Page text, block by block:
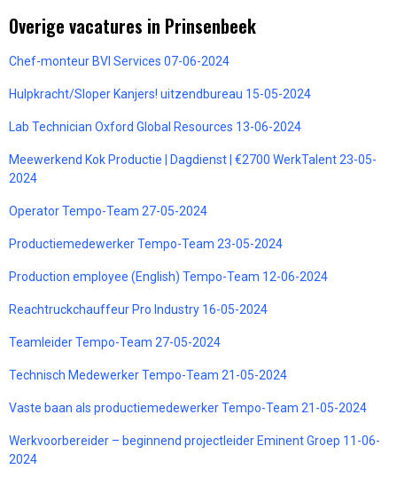
Overige vacatures in Prinsenbeek
Chef-monteur BVI Services 07-06-2024
Hulpkracht/Sloper Kanjers! uitzendbureau 15-05-2024
Lab Technician Oxford Global Resources 13-06-2024
Meewerkend Kok Productie | Dagdienst | €2700 WerkTalent 23-05-
2024
Operator Tempo-Team 27-05-2024
Productiemedewerker Tempo-Team 23-05-2024
Production employee (English) Tempo-Team 12-06-2024
Reachtruckchauffeur Pro Industry 16-05-2024
Teamleider Tempo-Team 27-05-2024
Technisch Medewerker Tempo-Team 21-05-2024
Vaste baan als productiemedewerker Tempo-Team 21-05-2024
Werkvoorbereider – beginnend projectleider Eminent Groep 11-06-
2024